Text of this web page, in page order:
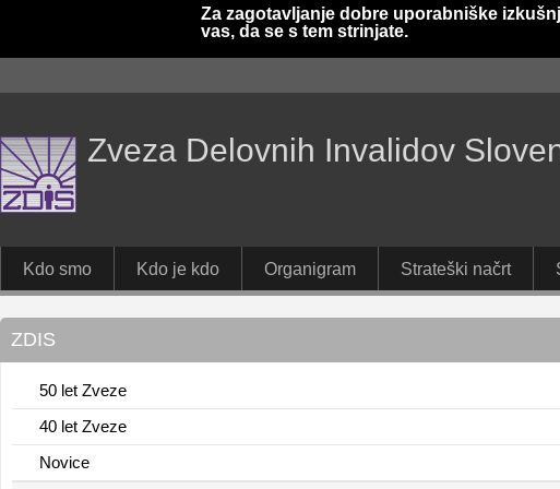
Za zagotavljanje dobre uporabniške
vas, da se s tem strinjate.
Zveza Delovnih Invalidov
Kdo smo Kdo je kdo Organigram Strateški načrt
ZDIS
50 let Zveze
40 let Zveze
Novice